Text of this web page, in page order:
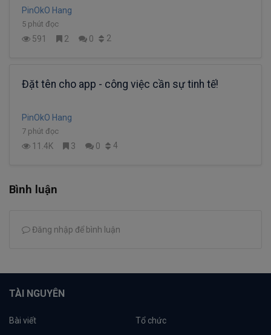
PinOkO Hang
5 phút đọc
591 2 0 2
Đặt tên cho app - công việc cần sự tinh tế!
PinOkO Hang
7 phút đọc
11.4K 3 0 4
Bình luận
Đăng nhập để bình luận
TÀI NGUYÊN
Bài viết Tổ chức